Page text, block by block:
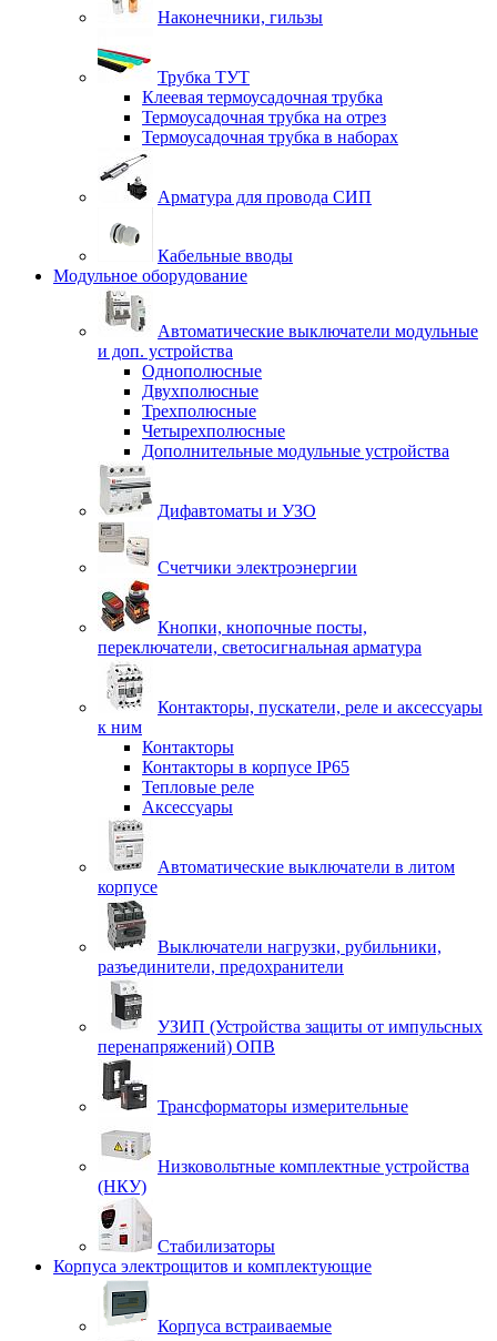
Наконечники, гильзы
Трубка ТУТ
Клеевая термоусадочная трубка
Термоусадочная трубка на отрез
Термоусадочная трубка в наборах
Арматура для провода СИП
Кабельные вводы
Модульное оборудование
Автоматические выключатели модульные
и доп. устройства
Однополюсные
Двухполюсные
Трехполюсные
Четырехполюсные
Дополнительные модульные устройства
Дифавтоматы и УЗО
Счетчики электроэнергии
Кнопки, кнопочные посты,
переключатели, светосигнальная арматура
Контакторы, пускатели, реле и аксессуары
к ним
Контакторы
Контакторы в корпусе IP65
Тепловые реле
Аксессуары
Автоматические выключатели в литом
корпусе
Выключатели нагрузки, рубильники,
разъединители, предохранители
УЗИП (Устройства защиты от импульсных
перенапряжений) ОПВ
Трансформаторы измерительные
Низковольтные комплектные устройства
(НКУ)
Стабилизаторы
Корпуса электрощитов и комплектующие
Корпуса встраиваемые